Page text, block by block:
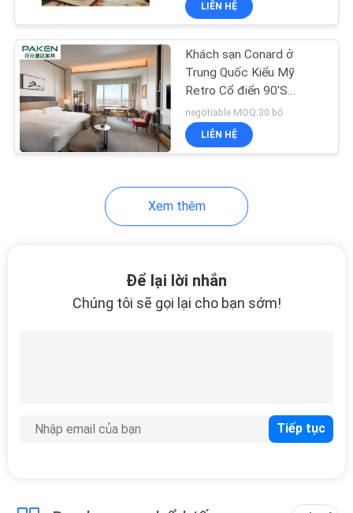
LIÊN HỆ
Khách sạn Conard ở
Trung Quốc Kiểu Mỹ
Retro Cổ điển 90'S
Phong cách Nội thất
phòng ngủ sang trọng
cho cuộc sống sang
negotiable MOQ:30 bộ
LIÊN HỆ
Xem thêm
Để lại lời nhắn
Chúng tôi sẽ gọi lại cho bạn sớm!